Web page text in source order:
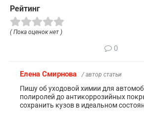
Рейтинг
( Пока оценок нет )
0
Елена Смирнова / автор статьи
Пишу об уходовой химии для
полиролей до антикоррозийных
сохранить кузов в идеальном